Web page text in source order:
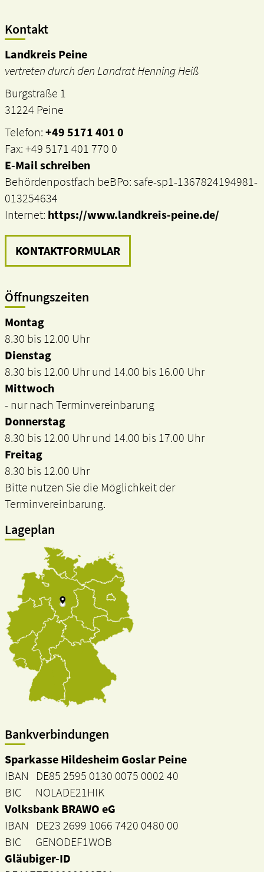
Kontakt
Landkreis Peine
vertreten durch den Landrat Henning Heiß
Burgstraße 1
31224 Peine
Telefon:+49 5171 401 0
Fax: +49 5171 401 770 0
E-Mail schreiben
Behördenpostfach beBPo: safe-sp1-1367824194981-
013254634
Internet: https://www.landkreis-peine.de/
KONTAKTFORMULAR
Öffnungszeiten
Montag
8.30 bis 12.00 Uhr
Dienstag
8.30 bis 12.00 Uhr und 14.00 bis 16.00 Uhr
Mittwoch
- nur nach Terminvereinbarung
Donnerstag
8.30 bis 12.00 Uhr und 14.00 bis 17.00 Uhr
Freitag
8.30 bis 12.00 Uhr
Bitte nutzen Sie die Möglichkeit der
Terminvereinbarung.
Lageplan
Bankverbindungen
Sparkasse Hildesheim Goslar Peine
IBAN DE85 2595 0130 0075 0002 40
BIC NOLADE21HIK
Volksbank BRAWO eG
IBAN DE23 2699 1066 7420 0480 00
BIC GENODEF1WOB
Gläubiger-ID